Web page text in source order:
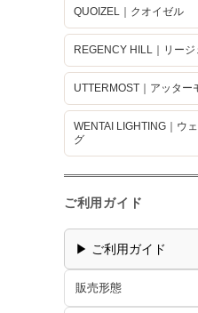
QUOIZEL｜クオイゼル
REGENCY HILL｜リー
UTTERMOST｜アッター
WENTAI LIGHTING｜ウ
グ
ご利用ガイド
▶ ご利用ガイド
販売形態